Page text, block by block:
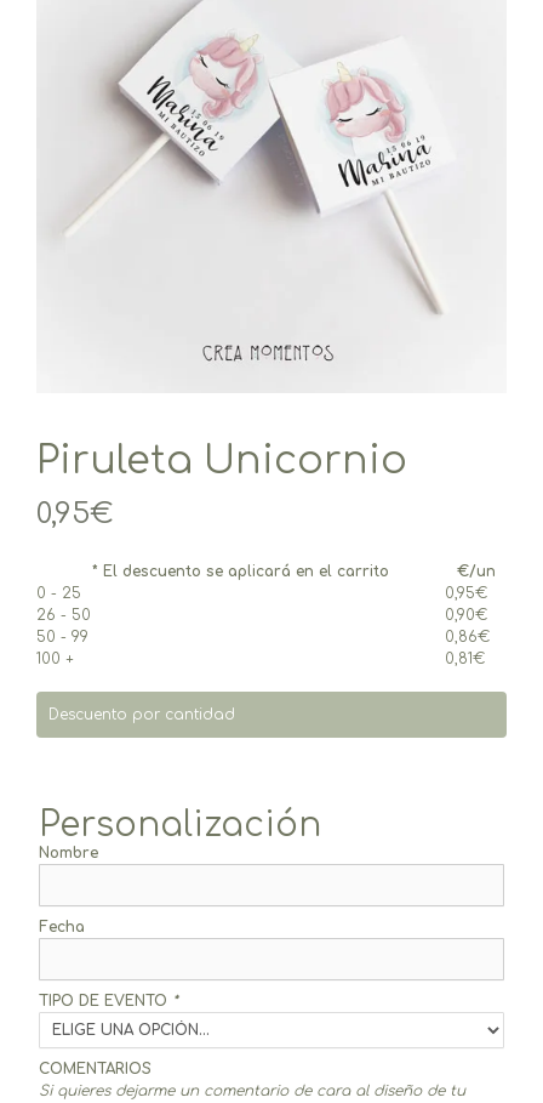
Piruleta Unicornio
0,95€
* El descuento se aplicará en el carrito
€/un
0 - 25
0,95€
26 - 50
0,90€
50 - 99
0,86€
100 +
0,81€
Descuento por cantidad
Personalización
Nombre
Fecha
TIPO DE EVENTO *
COMENTARIOS
Si quieres dejarme un comentario de cara al diseño de tu